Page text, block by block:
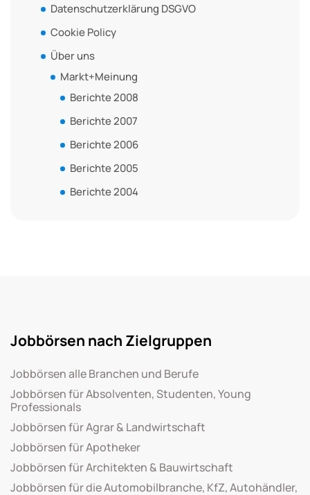
Datenschutzerklärung DSGVO
Cookie Policy
Über uns
Markt+Meinung
Berichte 2008
Berichte 2007
Berichte 2006
Berichte 2005
Berichte 2004
Jobbörsen nach Zielgruppen
Jobbörsen alle Branchen und Berufe
Jobbörsen für Absolventen, Studenten, Young
Professionals
Jobbörsen für Agrar & Landwirtschaft
Jobbörsen für Apotheker
Jobbörsen für Architekten & Bauwirtschaft
Jobbörsen für die Automobilbranche, KfZ, Autohändler,